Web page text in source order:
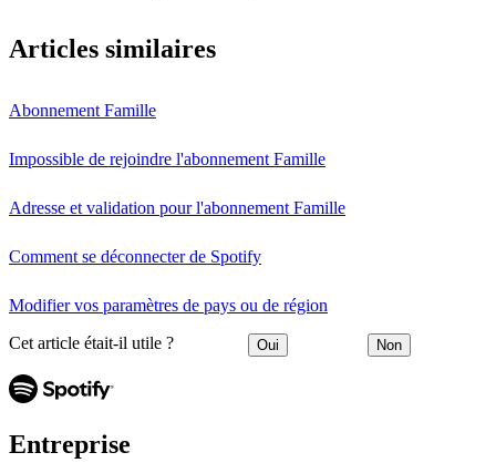
Articles similaires
Abonnement Famille
Impossible de rejoindre l'abonnement Famille
Adresse et validation pour l'abonnement Famille
Comment se déconnecter de Spotify
Modifier vos paramètres de pays ou de région
Cet article était-il utile ? Oui Non
Entreprise